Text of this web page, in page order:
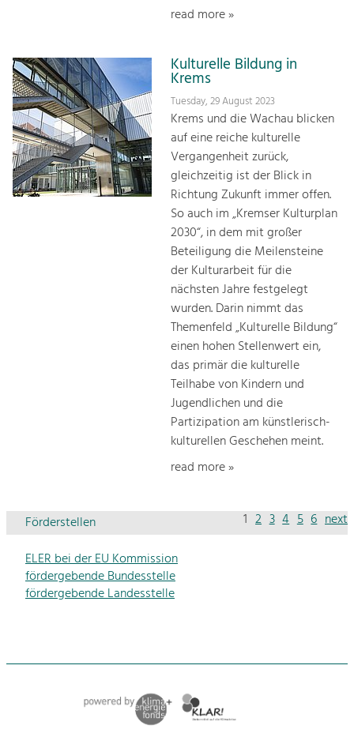
read more »
Kulturelle Bildung in
Krems
Tuesday, 29 August 2023
Krems und die Wachau blicken
auf eine reiche kulturelle
Vergangenheit zurück,
gleichzeitig ist der Blick in
Richtung Zukunft immer offen.
So auch im „Kremser Kulturplan
2030“, in dem mit großer
Beteiligung die Meilensteine
der Kulturarbeit für die
nächsten Jahre festgelegt
wurden. Darin nimmt das
Themenfeld „Kulturelle Bildung“
einen hohen Stellenwert ein,
das primär die kulturelle
Teilhabe von Kindern und
Jugendlichen und die
Partizipation am künstlerisch-
kulturellen Geschehen meint.
read more »
1 2 3 4 5 6 next
Förderstellen
ELER bei der EU Kommission
fördergebende Bundesstelle
fördergebende Landesstelle